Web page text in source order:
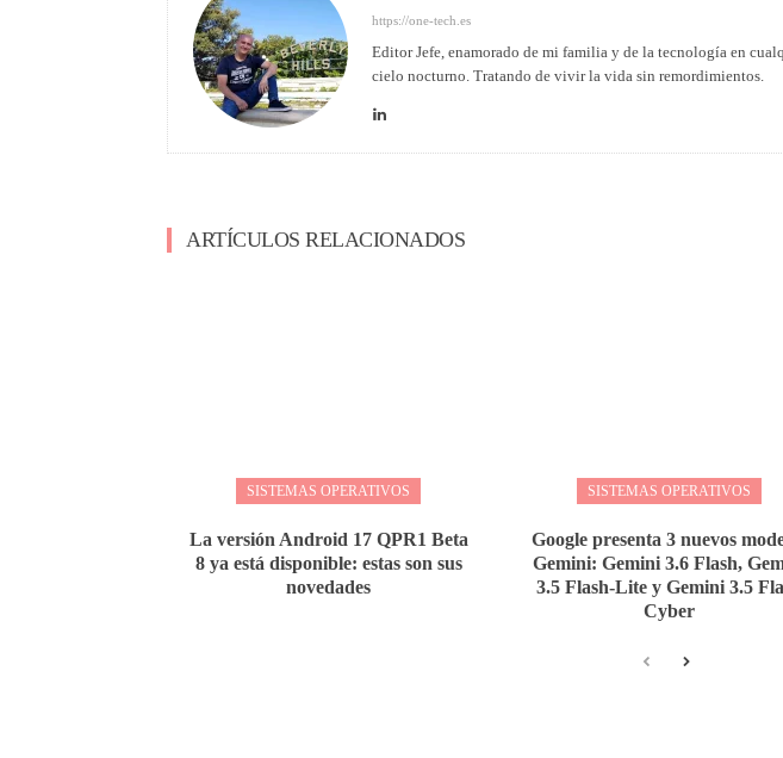
https://one-tech.es
Editor Jefe, enamorado de mi familia y de la tecnología en
cielo nocturno. Tratando de vivir la vida sin remordimientos.
ARTÍCULOS RELACIONADOS
SISTEMAS OPERATIVOS
La versión Android 17 QPR1 Beta
8 ya está disponible: estas son sus
novedades
SISTEMAS OPERATIVOS
Google presenta 3 nuevos
Gemini: Gemini 3.6 Flash,
3.5 Flash-Lite y Gemini 3.5
Cyber